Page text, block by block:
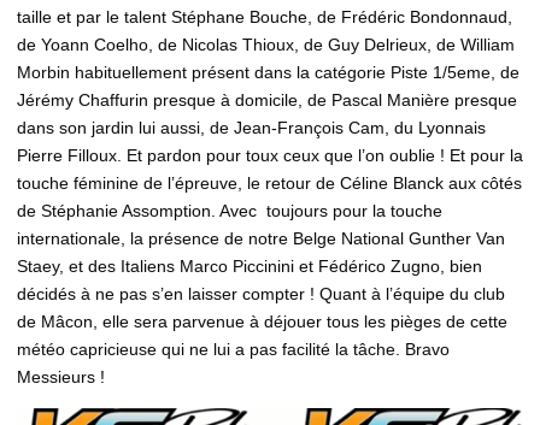
taille et par le talent Stéphane Bouche, de Frédéric Bondonnaud,
de Yoann Coelho, de Nicolas Thioux, de Guy Delrieux, de William
Morbin habituellement présent dans la catégorie Piste 1/5eme, de
Jérémy Chaffurin presque à domicile, de Pascal Manière presque
dans son jardin lui aussi, de Jean-François Cam, du Lyonnais
Pierre Filloux. Et pardon pour toux ceux que l’on oublie ! Et pour la
touche féminine de l’épreuve, le retour de Céline Blanck aux côtés
de Stéphanie Assomption. Avec toujours pour la touche
internationale, la présence de notre Belge National Gunther Van
Staey, et des Italiens Marco Piccinini et Fédérico Zugno, bien
décidés à ne pas s’en laisser compter ! Quant à l’équipe du club
de Mâcon, elle sera parvenue à déjouer tous les pièges de cette
météo capricieuse qui ne lui a pas facilité la tâche. Bravo
Messieurs !